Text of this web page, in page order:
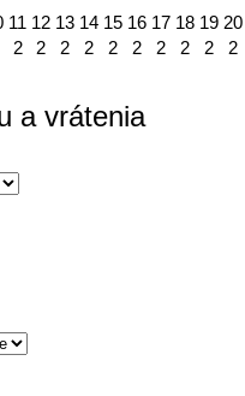
11 12 13 14 15 16 17 18 19 20
2 2 2 2 2 2 2 2 2 2
a vrátenia